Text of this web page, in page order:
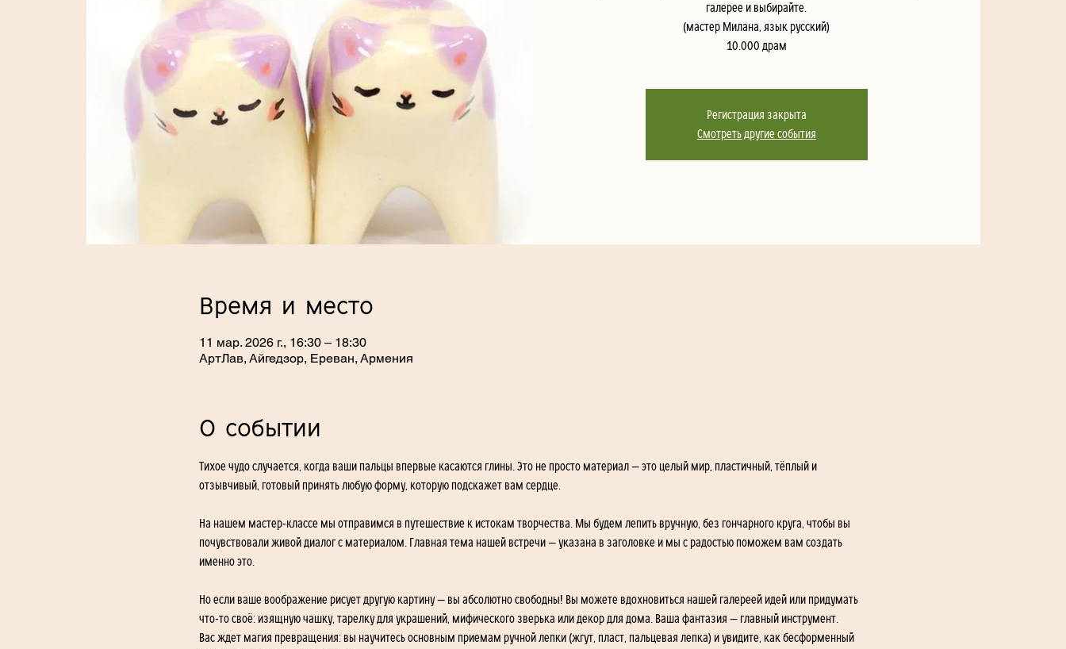
галерее и выбирайте.
(мастер Милана, язык русский)
10.000 драм
Регистрация закрыта
Смотреть другие события
Время и место
11 мар. 2026 г., 16:30 – 18:30
АртЛав, Айгедзор, Ереван, Армения
О событии
Тихое чудо случается, когда ваши пальцы впервые касаются глины. Это не просто материал — это целый мир, пластичный, тёплый и
отзывчивый, готовый принять любую форму, которую подскажет вам сердце.
На нашем мастер-классе мы отправимся в путешествие к истокам творчества. Мы будем лепить вручную, без гончарного круга, чтобы вы
почувствовали живой диалог с материалом. Главная тема нашей встречи — указана в заголовке и мы с радостью поможем вам создать
именно это.
Но если ваше воображение рисует другую картину — вы абсолютно свободны! Вы можете вдохновиться нашей галереей идей или придумать
что-то своё: изящную чашку, тарелку для украшений, мифического зверька или декор для дома. Ваша фантазия — главный инструмент.
Вас ждет магия превращения: вы научитесь основным приемам ручной лепки (жгут, пласт, пальцевая лепка) и увидите, как бесформенный